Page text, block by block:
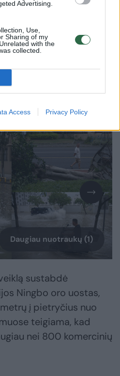
Advertising.
Use,
Sharing of my
with the
collected.
Access Privacy Policy
artėjančiam taifūnui
pranešė šalies
regiono krantus
Daugiau nuotraukų (1)
sustabdė
Ningbo oro uostas,
į pietryčius nuo
teigiama, kad
nei 800 komercinių